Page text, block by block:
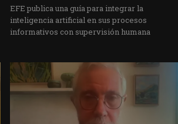
EFE publica una guía para integrar la
inteligencia artificial en sus procesos
informativos con supervisión humana